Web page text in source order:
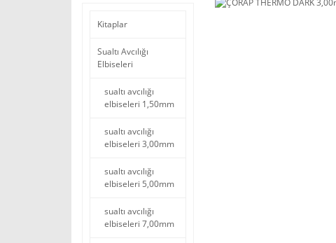
Kitaplar
Sualtı Avcılığı
Elbiseleri
sualtı avcılığı
elbiseleri 1,50mm
sualtı avcılığı
elbiseleri 3,00mm
sualtı avcılığı
elbiseleri 5,00mm
sualtı avcılığı
elbiseleri 7,00mm